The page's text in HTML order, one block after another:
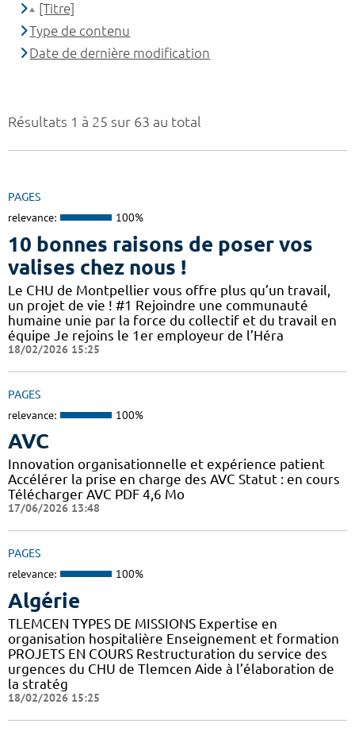
Résultats 1 à 25 sur 63 au total
PAGES
relevance: 100%
10 bonnes raisons de poser vos
valises chez nous !
Le CHU de Montpellier vous offre plus qu’un travail,
un projet de vie ! #1 Rejoindre une communauté
humaine unie par la force du collectif et du travail en
équipe Je rejoins le 1er employeur de l’Héra
18/02/2026 15:25
PAGES
relevance: 100%
AVC
Innovation organisationnelle et expérience patient
Accélérer la prise en charge des AVC Statut : en cours
Télécharger AVC PDF 4,6 Mo
17/06/2026 13:48
PAGES
relevance: 100%
Algérie
TLEMCEN TYPES DE MISSIONS Expertise en
organisation hospitalière Enseignement et formation
PROJETS EN COURS Restructuration du service des
urgences du CHU de Tlemcen Aide à l’élaboration de
la stratég
18/02/2026 15:25
[Titre]
Type de contenu
Date de dernière modification